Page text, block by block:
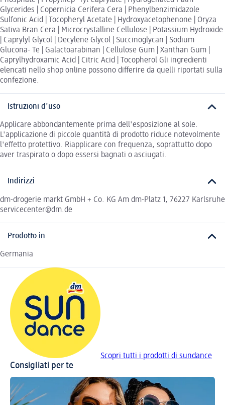
Glycerides | Copernicia Cerifera Cera | Phenylbenzimidazole
Sulfonic Acid | Tocopheryl Acetate | Hydroxyacetophenone | Oryza
Sativa Bran Cera | Microcrystalline Cellulose | Potassium Hydroxide
| Caprylyl Glycol | Decylene Glycol | Succinoglycan | Sodium
Glucona- Te | Galactoarabinan | Cellulose Gum | Xanthan Gum |
Caprylhydroxamic Acid | Citric Acid | Tocopherol Gli ingredienti
elencati nello shop online possono differire da quelli riportati sulla
confezione.
Istruzioni d'uso
Applicare abbondantemente prima dell'esposizione al sole.
L'applicazione di piccole quantità di prodotto riduce notevolmente
l'eﬀetto protettivo. Riapplicare con frequenza, soprattutto dopo
aver traspirato o dopo essersi bagnati o asciugati.
Indirizzi
dm-drogerie markt GmbH + Co. KG Am dm-Platz 1, 76227 Karlsruhe
servicecenter@dm.de
Prodotto in
Germania
Scopri tutti i prodotti di sundance
Consigliati per te